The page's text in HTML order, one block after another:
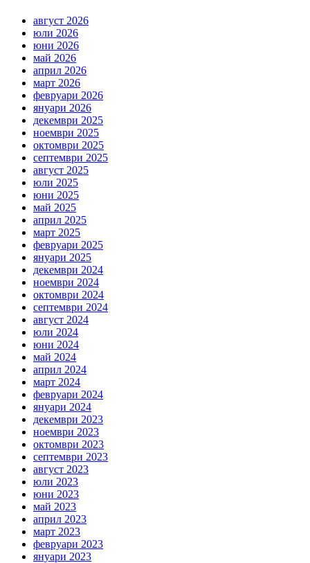
август 2026
юли 2026
юни 2026
май 2026
април 2026
март 2026
февруари 2026
януари 2026
декември 2025
ноември 2025
октомври 2025
септември 2025
август 2025
юли 2025
юни 2025
май 2025
април 2025
март 2025
февруари 2025
януари 2025
декември 2024
ноември 2024
октомври 2024
септември 2024
август 2024
юли 2024
юни 2024
май 2024
април 2024
март 2024
февруари 2024
януари 2024
декември 2023
ноември 2023
октомври 2023
септември 2023
август 2023
юли 2023
юни 2023
май 2023
април 2023
март 2023
февруари 2023
януари 2023